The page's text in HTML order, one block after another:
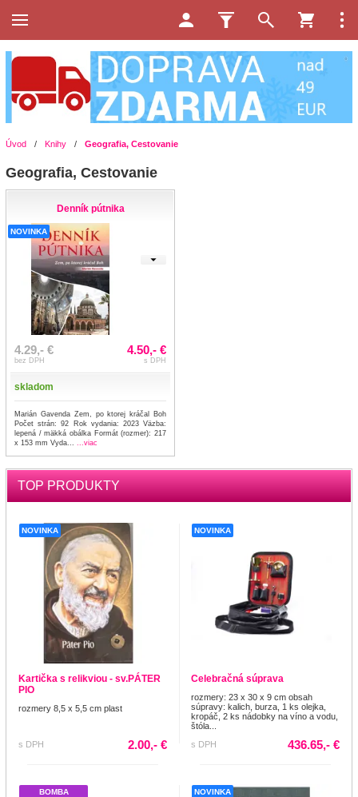
Úvod / Knihy / Geografia, Cestovanie
Geografia, Cestovanie
Denník pútnika
NOVINKA
4.29,- €
bez DPH
4.50,- €
s DPH
skladom
Marián Gavenda Zem, po ktorej kráčal Boh
Počet strán: 92 Rok vydania: 2023 Väzba:
lepená / mäkká obálka Formát (rozmer): 217
x 153 mm Vyda...
...viac
TOP PRODUKTY
NOVINKA
Kartička s relikviou - sv.PÁTER
PIO
rozmery 8,5 x 5,5 cm plast
s DPH 2.00,- €
NOVINKA
Celebračná súprava
rozmery: 23 x 30 x 9 cm obsah
súpravy: kalich, burza, 1 ks olejka,
kropáč, 2 ks nádobky na víno a vodu,
štóla...
s DPH
436.65,- €
BOMBA
NOVINKA